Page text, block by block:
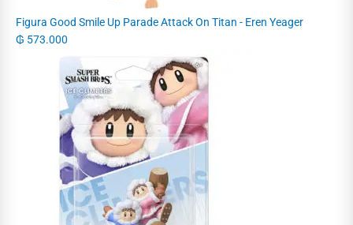
Figura Good Smile Up Parade Attack On Titan - Eren Yeager
₲ 573.000